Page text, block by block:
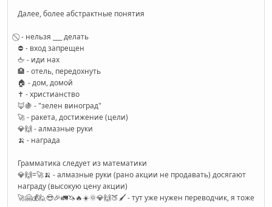
Далее, более абстрактные понятия
⃠ - нельзя ___ делать
⛔ - вход запрещен
🖕 - иди нах
🏨 - отель, передохнуть
🏠 - дом, домой
✝️ - христианство
🦊🍇 - "зелен виноград"
🚀 - ракета, достижение (цели)
💎🙌 - алмазные руки
🍌 - награда
Грамматика следует из математики
💎🙌=🚀🍌 - алмазные руки (рано акции не продавать) досягают
награду (высокую цену акции)
🚀🤗💰🙋😎🎉🚛🦄🔥☀️🌞💎🙌🍑🖌️ - тут уже нужен переводчик, я тоже